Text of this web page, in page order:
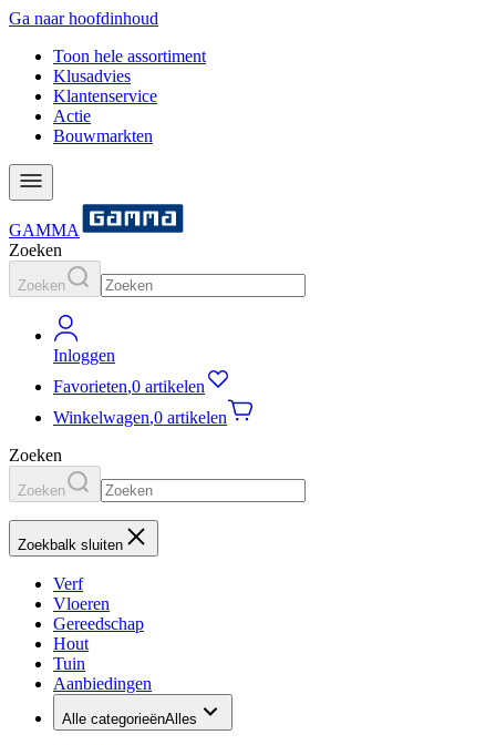
Ga naar hoofdinhoud
Toon hele assortiment
Klusadvies
Klantenservice
Actie
Bouwmarkten
GAMMA
Zoeken
Zoeken
Inloggen
Favorieten,0 artikelen
Winkelwagen,0 artikelen
Zoeken
Zoeken
Zoekbalk sluiten
Verf
Vloeren
Gereedschap
Hout
Tuin
Aanbiedingen
Alle categorieënAlles